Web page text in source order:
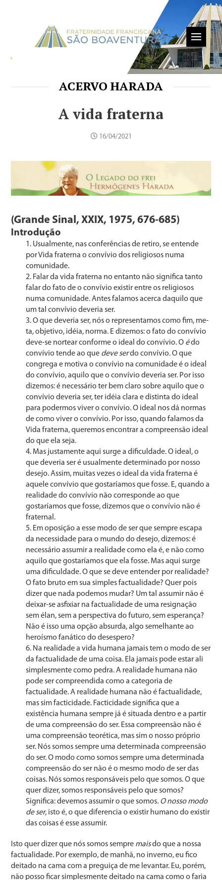
ACERVO HARADA
A vida fraterna
16/04/2021
(Grande Sinal, XXIX, 1975, 676-685)
Introdução
Usualmente, nas conferências de retiro, se entende
por Vida fraterna o convívio dos religiosos numa
comunidade.
Falar da vida fraterna no entanto não significa tanto
falar do fato de o convívio existir entre os religiosos
numa co­munidade. Antes falamos acerca daquilo que
um tal con­vívio deveria ser.
O que deveria ser, nós o representamos como fim, me­
ta, objetivo, idéia, norma. E dizemos: o fato do convívio
de­ve-se nortear conforme o ideal do convívio. O édo
convívio tende ao que deve serdo convívio. O que
congrega e moti­va o convívio na comunidade é o ideal
do convívio, aquilo que o convívio deveria ser. Por isso
dizemos: é necessário ter bem claro sobre aquilo que o
convívio deveria ser, ter idéia clara e distinta do ideal
para podermos viver o conví­vio. O ideal nos dá normas
de como viver o convívio. Por isso, quando falamos da
Vida fraterna, queremos encontrar a compreensão ideal
do que ela seja.
Mas justamente aqui surge a dificuldade. O ideal, o
que deveria ser é usualmente determinado por nosso
desejo. Assim, muitas vezes o ideal da vida fraterna é
aquele con­vívio que gostaríamos que fosse. E, quando a
realidade do convívio não corresponde ao que
gostaríamos que fosse, dizemos que o convívio não é
fraternal.
Em oposição a esse modo de ser que sempre escapa
da necessidade para o mundo do desejo, dizemos: é
necessá­rio assumir a realidade como ela é, e não como
aquilo que gostaríamos que ela fosse. Mas aqui surge
uma dificuldade. O que se deve entender por realidade?
O fato bruto em sua simples factualidade? Quer pois
dizer que nada podemos mudar? Um tal assumir não é
deixar-se asfixiar na factua­lidade de uma resignação
sem élan, sem a perspectiva do fu­turo, sem esperança?
Não é isso uma opção absurda, algo semelhante ao
heroísmo fanático do desespero?
Na realidade a vida humana jamais tem o modo de ser
da factualidade de uma coisa. Ela jamais pode estar ali
sim­plesmente como pedra. A realidade humana não
pode ser compreendida como a categoria de
factualidade. A reali­dade humana não é factualidade,
mas sim facticidade. Fac­ticidade significa que a
existência humana sempre já é si­tuada dentro e a partir
de uma compreensão do ser. Essa compreensão não é
uma compreensão teorética, mas sim o nosso próprio
ser. Nós somos sempre uma determinada com­preensão
do ser. O modo como somos sempre uma determi­nada
compreensão do ser não é o mesmo modo de ser das
coisas. Nós somos responsáveis pelo que somos. O que
quer dizer, somos responsáveis pelo que somos?
Significa: devemos assumir o que somos. O nosso modo
de ser, isto é, o que di­ferencia o existir humano do existir
das coisas é esse assumir.
Isto quer dizer que nós somos sempre maisdo que a nos­sa
factualidade. Por exemplo, de manhã, no inverno, eu fi­co
deitado na cama com a preguiça de me levantar. Eu, porém,
não posso ficar simplesmente deitado na cama co­mo o faria